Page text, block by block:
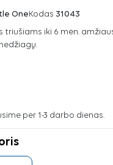
OneKodas 31043
triušiams iki 6 mėn.
per 1-3 darbo dienas.